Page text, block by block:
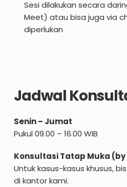
Sesi dilakukan secara
Meet) atau bisa juga via
diperlukan
Jadwal
Senin – Jumat
Pukul 09.00 – 16.00 WIB
Konsultasi Tatap Muka
Untuk kasus-kasus khusus,
di kantor kami.